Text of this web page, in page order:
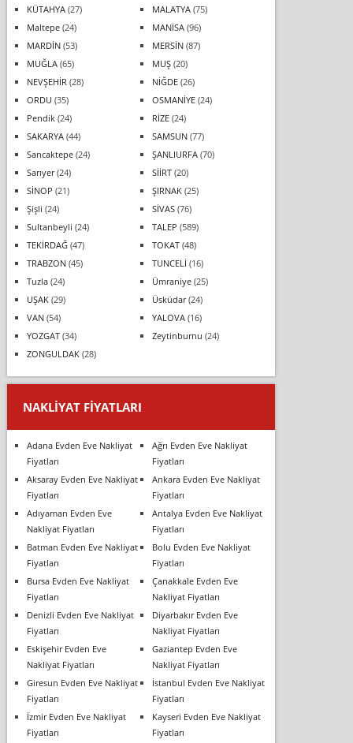
KÜTAHYA(27) MALATYA(75)
Maltepe(24) MANİSA(96)
MARDİN(53) MERSİN(87)
MUĞLA(65) MUŞ(20)
NEVŞEHİR (28) NİĞDE(26)
ORDU (35) OSMANİYE(24)
Pendik(24) RİZE(24)
SAKARYA(44) SAMSUN(77)
Sancaktepe(24) ŞANLIURFA(70)
Sarıyer(24) SİİRT(20)
SİNOP (21) ŞIRNAK(25)
Şişli (24) SİVAS(76)
Sultanbeyli (24) TALEP (589)
TEKİRDAĞ(47) TOKAT(48)
TRABZON(45) TUNCELİ (16)
Tuzla(24) Ümraniye(25)
UŞAK(29) Üsküdar(24)
VAN(54) YALOVA(16)
YOZGAT(34) Zeytinburnu (24)
ZONGULDAK(28)
NAKLIYAT FIYATLARI
Adana Evden Eve Nakliyat
Fiyatları
Ağrı Evden Eve Nakliyat
Fiyatları
Aksaray Evden Eve Nakliyat
Fiyatları
Ankara Evden Eve Nakliyat
Fiyatları
Adıyaman Evden Eve
Nakliyat Fiyatları
Antalya Evden Eve Nakliyat
Fiyatları
Batman Evden Eve Nakliyat
Fiyatları
Bolu Evden Eve Nakliyat
Fiyatları
Bursa Evden Eve Nakliyat
Fiyatları
Çanakkale Evden Eve
Nakliyat Fiyatları
Denizli Evden Eve Nakliyat
Fiyatları
Diyarbakır Evden Eve
Nakliyat Fiyatları
Eskişehir Evden Eve
Nakliyat Fiyatları
Gaziantep Evden Eve
Nakliyat Fiyatları
Giresun Evden Eve Nakliyat
Fiyatları
İstanbul Evden Eve Nakliyat
Fiyatları
İzmir Evden Eve Nakliyat
Fiyatları
Kayseri Evden Eve Nakliyat
Fiyatları